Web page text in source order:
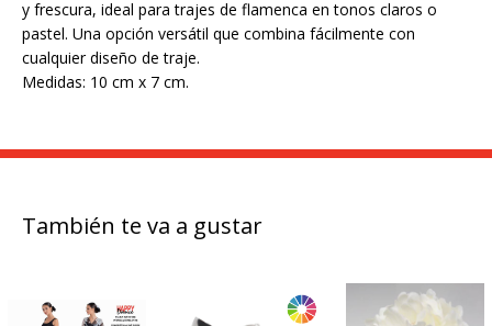
y frescura, ideal para trajes de flamenca en tonos claros o
pastel. Una opción versátil que combina fácilmente con
cualquier diseño de traje.
Medidas: 10 cm x 7 cm.
También te va a gustar